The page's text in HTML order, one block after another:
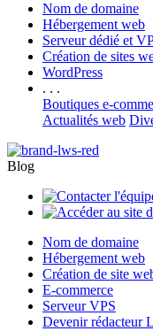
Nom de domaine
Hébergement web
Serveur dédié et
Création de sites
WordPress
. . .
Boutiques e-
Actualités web
Blog
Nom de domaine
Hébergement web
Création de site
E-commerce
Serveur VPS
Devenir rédacteur